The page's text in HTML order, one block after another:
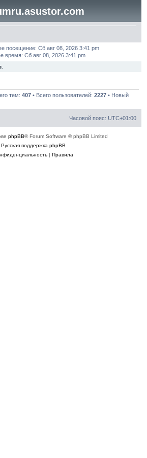
посещение: Сб авг 08, 2026 3:41 pm
время: Сб авг 08, 2026 3:41 pm
тем: 407• Всего пользователей: 2227• Новый
Часовой пояс: UTC+01:00
phpBB® Forum Software © phpBB Limited
Русская поддержка phpBB
| Правила